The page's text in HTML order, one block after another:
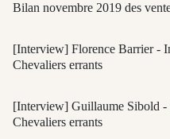
Bilan novembre 2019 des
[Interview] Florence Barrier -
Chevaliers errants
[Interview] Guillaume Sibold
Chevaliers errants